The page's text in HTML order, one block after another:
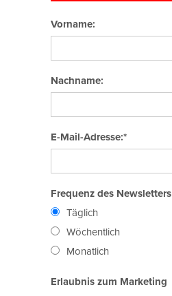
Vorname:
Nachname:
E-Mail-Adresse:*
Frequenz des Newsletters
Täglich
Wöchentlich
Monatlich
Erlaubnis zum Marketing